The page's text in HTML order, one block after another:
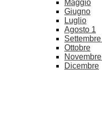
Maggio
Giugno
Luglio
Agosto 1
Settembre
Ottobre
Novembre
Dicembre